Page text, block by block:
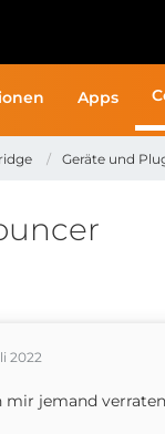
Apps
Geräte und
2022
mir jemand